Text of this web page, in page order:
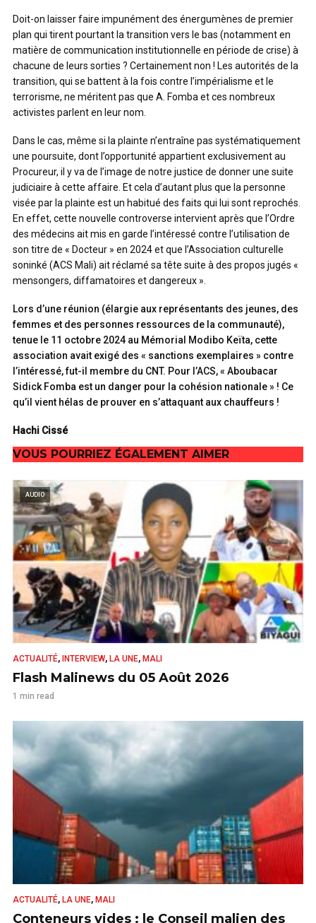
Doit-on laisser faire impunément des énergumènes de premier
plan qui tirent pourtant la transition vers le bas (notamment en
matière de communication institutionnelle en période de crise) à
chacune de leurs sorties ? Certainement non ! Les autorités de la
transition, qui se battent à la fois contre l’impérialisme et le
terrorisme, ne méritent pas que A. Fomba et ces nombreux
activistes parlent en leur nom.
Dans le cas, même si la plainte n’entraîne pas systématiquement
une poursuite, dont l’opportunité appartient exclusivement au
Procureur, il y va de l’image de notre justice de donner une suite
judiciaire à cette affaire. Et cela d’autant plus que la personne
visée par la plainte est un habitué des faits qui lui sont reprochés.
En effet, cette nouvelle controverse intervient après que l’Ordre
des médecins ait mis en garde l’intéressé contre l’utilisation de
son titre de « Docteur » en 2024 et que l’Association culturelle
soninké (ACS Mali) ait réclamé sa tête suite à des propos jugés «
mensongers, diffamatoires et dangereux ».
Lors d’une réunion (élargie aux représentants des jeunes, des
femmes et des personnes ressources de la communauté),
tenue le 11 octobre 2024 au Mémorial Modibo Keïta, cette
association avait exigé des « sanctions exemplaires » contre
l’intéressé, fut-il membre du CNT. Pour l’ACS, « Aboubacar
Sidick Fomba est un danger pour la cohésion nationale » ! Ce
qu’il vient hélas de prouver en s’attaquant aux chauffeurs !
Hachi Cissé
VOUS POURRIEZ ÉGALEMENT AIMER
AUDIO
ACTUALITÉ, INTERVIEW, LA UNE, MALI
Flash Malinews du 05 Août 2026
1 min read
ACTUALITÉ, LA UNE, MALI
Conteneurs vides : le Conseil malien des